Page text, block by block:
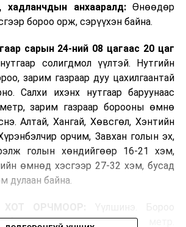
хадланчдын анхааралд:Өнөөдөр
бороо орж, сэрүүхэн байна.
сарын 24-ний 08 цагаас 20 ц­аг
солигдмол үүлтэй. Нутгийн
зарим газраар дуу цахилгаантай
Салхи ихэнх нутгаар баруунаас
зарим газраар борооны өмнө
Алтай, Хангай, Хөвсгөл, Хэнтийн
орчим, Завхан голын эх,
голын хөндийгөөр 16-21 хэм,
өмнөд хэсгээр 27-32 хэм, бусад
дулаан байна.
баруунаас секундэд 6-11 метр.